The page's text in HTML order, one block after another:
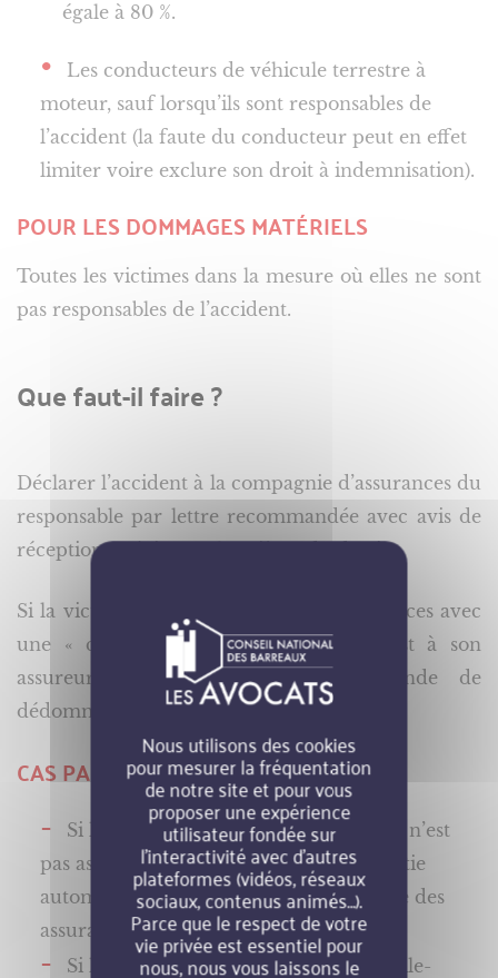
égale à 80 %.
Les conducteurs de véhicule terrestre à
moteur, sauf lorsqu’ils sont responsables de
l’accident (la faute du conducteur peut en effet
limiter voire exclure son droit à indemnisation).
POUR LES DOMMAGES MATÉRIELS
Toutes les victimes dans la mesure où elles ne sont
pas responsables de l’accident.
Que faut-il faire ?
Déclarer l’accident à la compagnie d’assurances du
responsable par lettre recommandée avec avis de
réception en joignant les pièces du dossier.
Si la victime possède une police d’assurances avec
une « clause de défense-recours », c’est à son
assureur qu’elle doit faire la demande de
dédommagement.
CAS PARTICULIERS
Si l’auteur de l’accident s’est enfui ou n’est
pas assuré, s’adresser au Fonds de garantie
automobile, devenu le Fonds de garantie des
assurances obligatoires de dommages.
Si l’accident a lieu sur le trajet domicile-
Nous utilisons des cookies
pour mesurer la fréquentation
de notre site et pour vous
proposer une expérience
utilisateur fondée sur
l’interactivité avec d’autres
plateformes (vidéos, réseaux
sociaux, contenus animés…).
Parce que le respect de votre
vie privée est essentiel pour
nous, nous vous laissons le